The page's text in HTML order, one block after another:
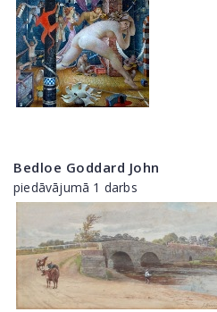
Bedloe Goddard John
piedāvājumā 1 darbs